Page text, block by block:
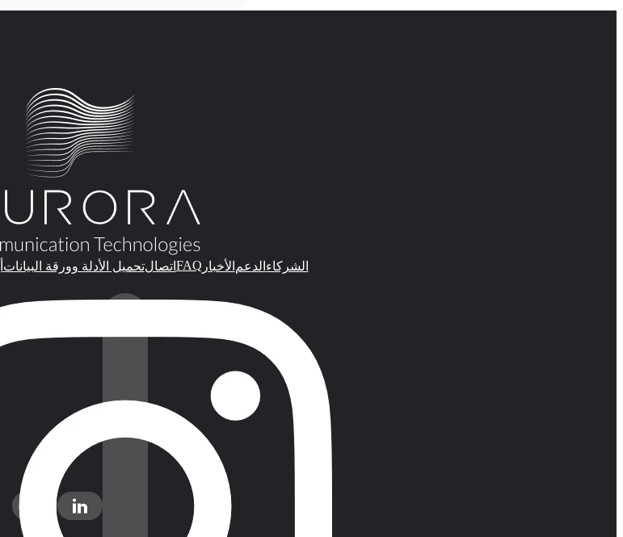
الشركاء الدعم الأخبار FAQ اتصالتحميل الأدلة وورقة البيانات